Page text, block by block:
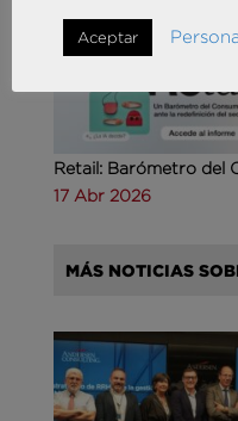
Retail: Barómetro del
17 Abr 2026
MÁS NOTICIAS
Aceptar